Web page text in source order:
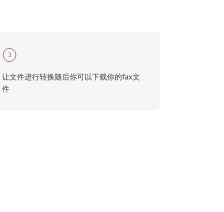
3
让文件进行转换随后你可以下载你的fax文
件